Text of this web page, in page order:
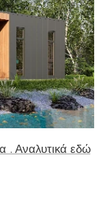
. Αναλυτικά εδώ